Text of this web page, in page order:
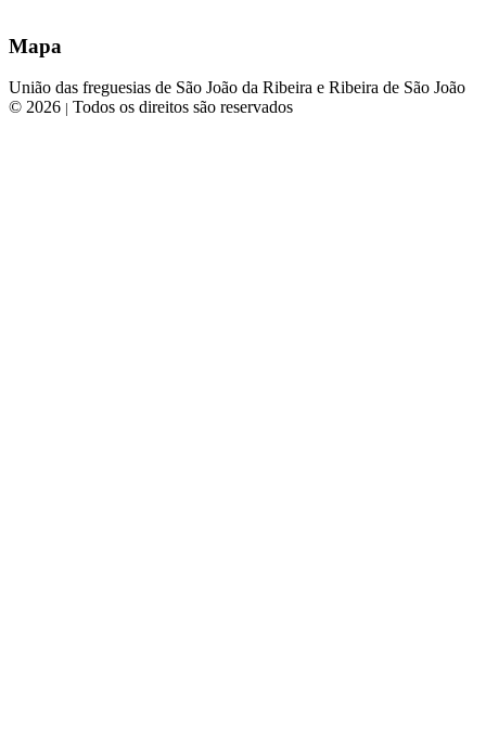
Mapa
União das freguesias de São João da Ribeira e Ribeira de São João
© 2026 | Todos os direitos são reservados